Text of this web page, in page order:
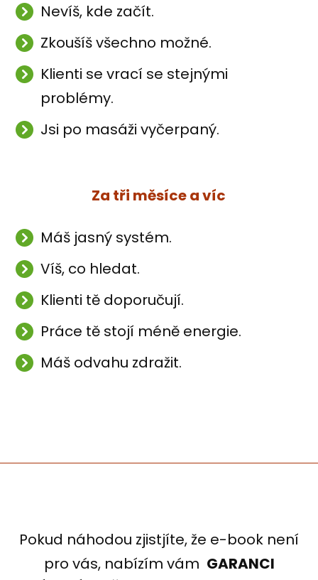
Nevíš, kde začít.
Zkoušíš všechno možné.
Klienti se vrací se stejnými
problémy.
Jsi po masáži vyčerpaný.
Za tři měsíce a víc
Máš jasný systém.
Víš, co hledat.
Klienti tě doporučují.
Práce tě stojí méně energie.
Máš odvahu zdražit.
Pokud náhodou zjistjíte, že e-book není
pro vás, nabízím vám GARANCI